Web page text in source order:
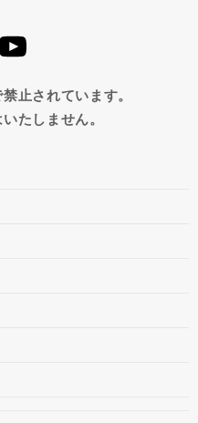
止されています。
たしません。